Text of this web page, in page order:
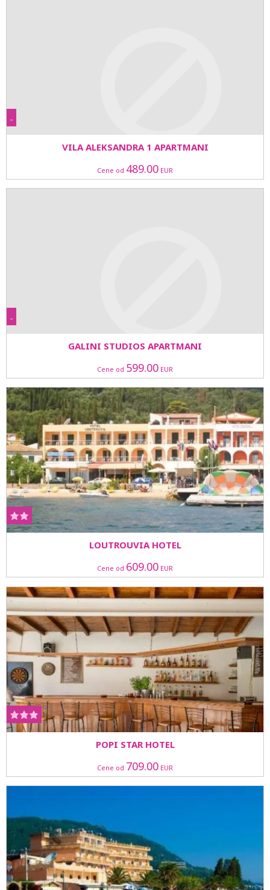
-
VILA ALEKSANDRA 1 APARTMANI
Cene od 489.00 EUR
-
GALINI STUDIOS APARTMANI
Cene od 599.00 EUR
LOUTROUVIA HOTEL
Cene od 609.00 EUR
POPI STAR HOTEL
Cene od 709.00 EUR